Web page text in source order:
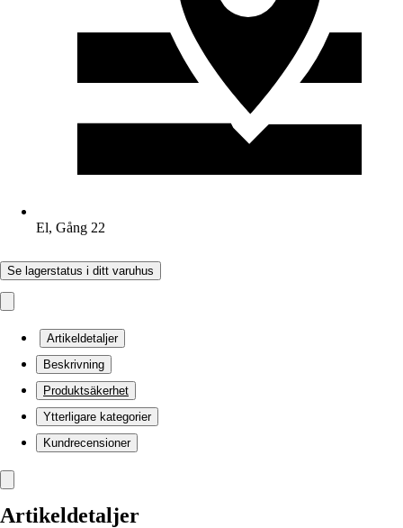
El, Gång 22
Se lagerstatus i ditt varuhus
Artikeldetaljer
Beskrivning
Produktsäkerhet
Ytterligare kategorier
Kundrecensioner
Artikeldetaljer